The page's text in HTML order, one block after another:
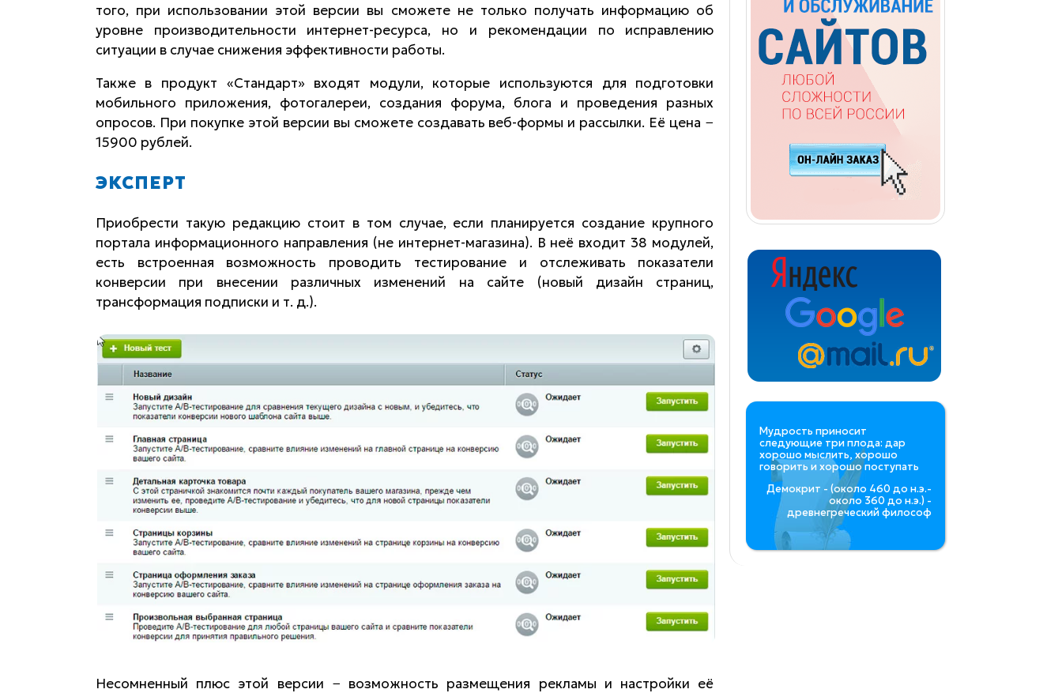
того, при использовании этой версии вы сможете не только получать информацию об
уровне производительности интернет-ресурса, но и рекомендации по исправлению
ситуации в случае снижения эффективности работы.
Также в продукт «Стандарт» входят модули, которые используются для подготовки
мобильного приложения, фотогалереи, создания форума, блога и проведения разных
опросов. При покупке этой версии вы сможете создавать веб-формы и рассылки. Её цена −
15900 рублей.
ЭКСПЕРТ
Приобрести такую редакцию стоит в том случае, если планируется создание крупного
портала информационного направления (не интернет-магазина). В неё входит 38 модулей,
есть встроенная возможность проводить тестирование и отслеживать показатели
конверсии при внесении различных изменений на сайте (новый дизайн страниц,
трансформация подписки и т. д.).
Несомненный плюс этой версии − возможность размещения рекламы и настройки её
Мудрость приносит
следующие три плода: дар
хорошо мыслить, хорошо
говорить и хорошо поступать
Демокрит - (около 460 до н.э.-
около 360 до н.э.) -
древнегреческий философ